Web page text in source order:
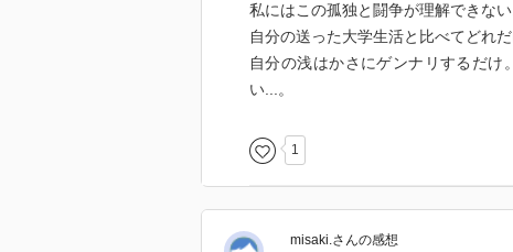
私にはこの孤独と闘争が理解できない
自分の送った大学生活と比べてどれ
自分の浅はかさにゲンナリするだけ
い...。
1
misaki.さんの感想